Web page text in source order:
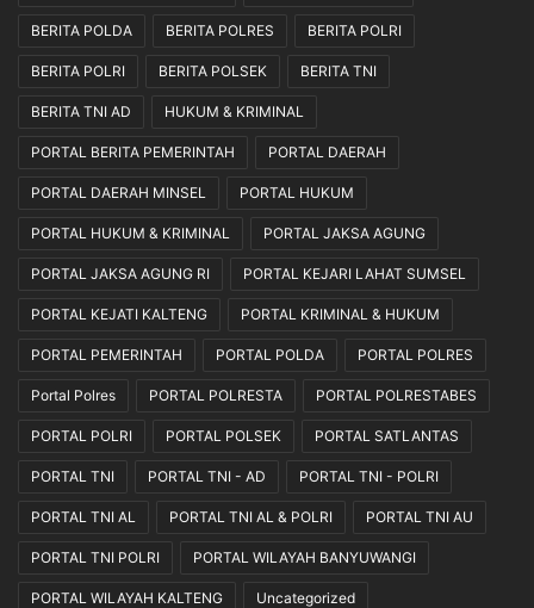
BERITA POLDA BERITA POLRES BERITA POLRI
BERITA POLRI BERITA POLSEK BERITA TNI
BERITA TNI AD HUKUM & KRIMINAL
PORTAL BERITA PEMERINTAH PORTAL DAERAH
PORTAL DAERAH MINSEL PORTAL HUKUM
PORTAL HUKUM & KRIMINAL PORTAL JAKSA AGUNG
PORTAL JAKSA AGUNG RI PORTAL KEJARI LAHAT SUMSEL
PORTAL KEJATI KALTENG PORTAL KRIMINAL & HUKUM
PORTAL PEMERINTAH PORTAL POLDA PORTAL POLRES
Portal Polres PORTAL POLRESTA PORTAL POLRESTABES
PORTAL POLRI PORTAL POLSEK PORTAL SATLANTAS
PORTAL TNI PORTAL TNI - AD PORTAL TNI - POLRI
PORTAL TNI AL PORTAL TNI AL & POLRI PORTAL TNI AU
PORTAL TNI POLRI PORTAL WILAYAH BANYUWANGI
PORTAL WILAYAH KALTENG Uncategorized